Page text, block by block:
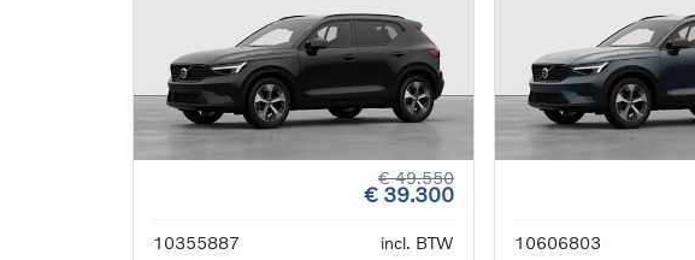
€ 49.550
€ 39.300
10355887
incl. BTW
10606803